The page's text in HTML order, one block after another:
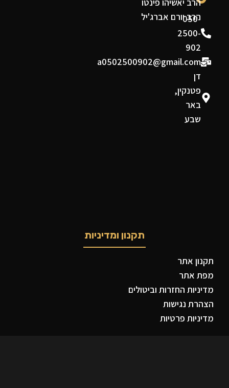
050-
2500-
902
a0502500902@gmail.com
דן
פטנקין,
באר
שבע
הרב יורם אברג'יל
תקנון ומדיניות
תקנון אתר
מפת אתר
מדיניות החזרות וביטולים
הצהרת נגישות
מדיניות פרטיות